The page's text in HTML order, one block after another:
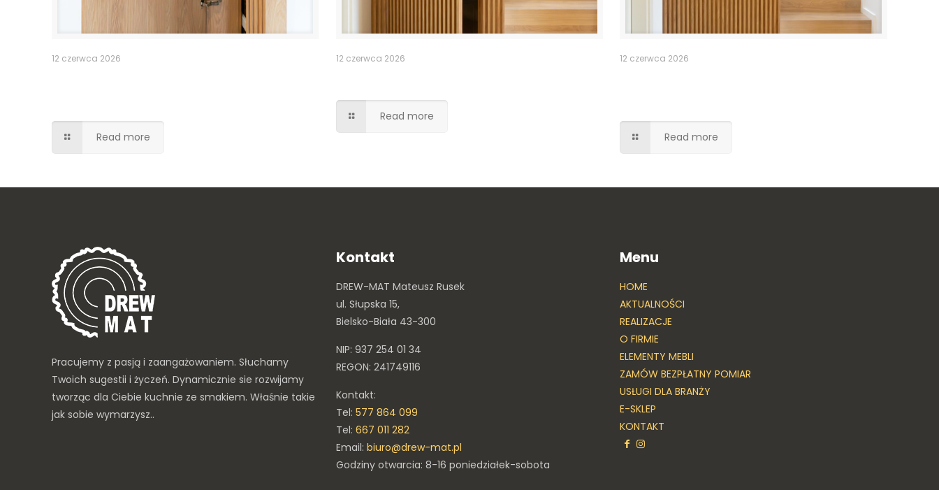
12 czerwca 2026
Read more
12 czerwca 2026
Read more
12 czerwca 2026
Read more
Pracujemy z pasją i zaangażowaniem. Słuchamy
Twoich sugestii i życzeń. Dynamicznie sie rozwijamy
tworząc dla Ciebie kuchnie ze smakiem. Właśnie takie
jak sobie wymarzysz..
Kontakt
DREW-MAT Mateusz Rusek
ul. Słupska 15,
Bielsko-Biała 43-300
NIP: 937 254 01 34
REGON: 241749116
Kontakt:
Tel: 577 864 099
Tel: 667 011 282
Email: biuro@drew-mat.pl
Godziny otwarcia: 8-16 poniedziałek-sobota
Menu
HOME
AKTUALNOŚCI
REALIZACJE
O FIRMIE
ELEMENTY MEBLI
ZAMÓW BEZPŁATNY POMIAR
USŁUGI DLA BRANŻY
E-SKLEP
KONTAKT